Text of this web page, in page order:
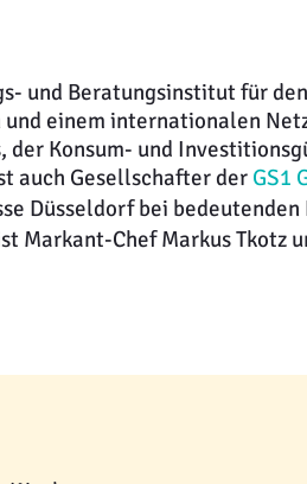
und Beratungsinstitut für
einem internationalen
Konsum- und
auch Gesellschafter der GS1
Düsseldorf bei bedeutenden
Markant-Chef Markus Tkotz